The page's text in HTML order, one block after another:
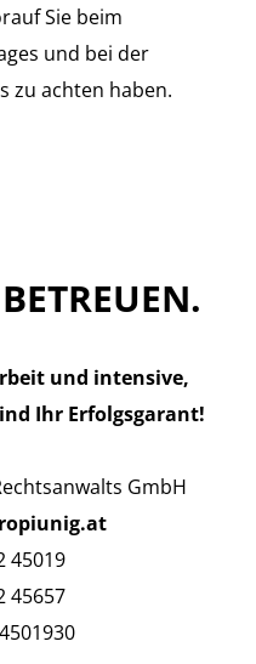
Sie beim
und bei der
zu achten haben.
und intensive,
Ihr Erfolgsgarant!
GmbH
45019
45657